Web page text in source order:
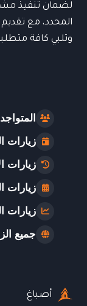
لضمان تنفيذ
المحدد، مع
وتلبي كافة
زيارات
زيارات
زيارات
زيارات
جميع
أصباغ